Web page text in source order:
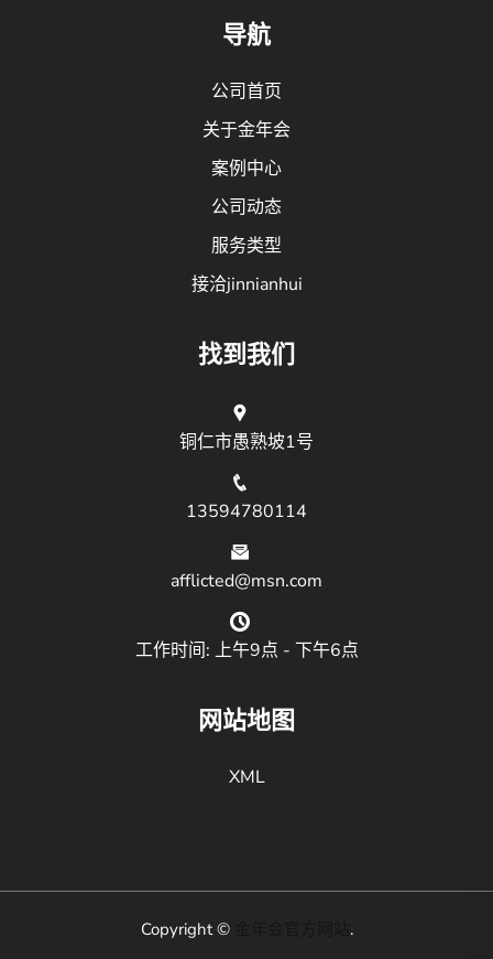
导航
公司首页
关于金年会
案例中心
公司动态
服务类型
接洽jinnianhui
找到我们
铜仁市愚熟坡1号
13594780114
afflicted@msn.com
工作时间: 上午9点 - 下午6点
网站地图
XML
Copyright © .